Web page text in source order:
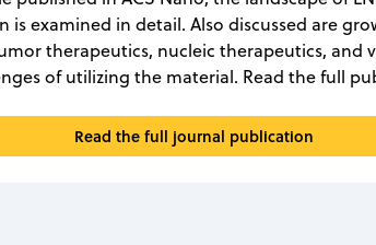
is examined in detail. Also discussed are
therapeutics, nucleic therapeutics, and
of utilizing the material. Read the full
Read the full journal publication